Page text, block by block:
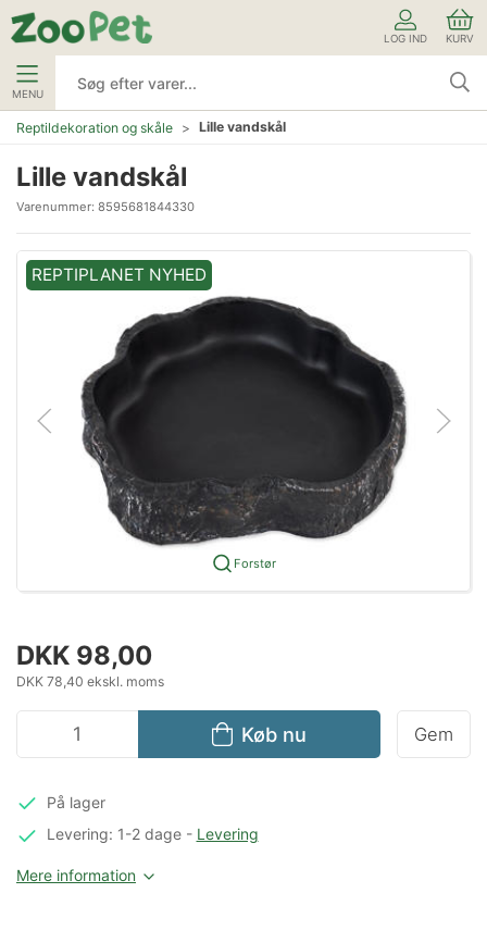
LOG IND KURV
MENU
Reptildekoration og skåle Lille vandskål
Lille vandskål
Varenummer: 8595681844330
REPTIPLANET NYHED
Forstør
DKK 98,00
DKK 78,40 ekskl. moms
Køb nu Gem
På lager
Levering: 1-2 dage- Levering
Mere information